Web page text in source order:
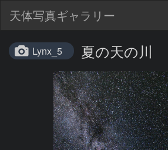
天体写真ギャラリー
Lynx_5 夏の天の川